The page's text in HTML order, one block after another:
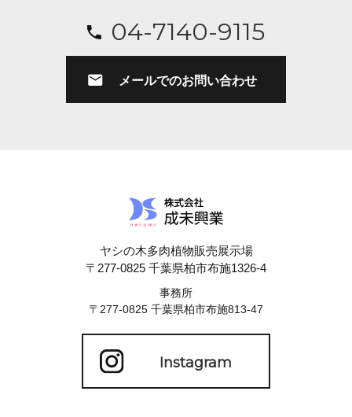
04-7140-9115
メールでのお問い合わせ
ヤシの木多肉植物販売展示場
〒277-0825 千葉県柏市布施1326-4
事務所
〒277-0825 千葉県柏市布施813-47
Instagram